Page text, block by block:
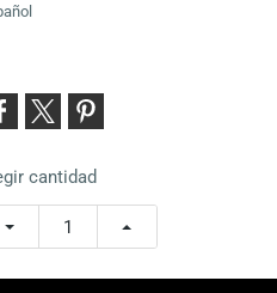
cantidad